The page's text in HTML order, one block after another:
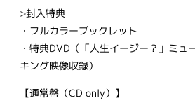
>封入特典
・フルカラーブックレット
・特典DVD（「人生イージー？」ミュ
キング映像収録）
【通常盤（CD only）】